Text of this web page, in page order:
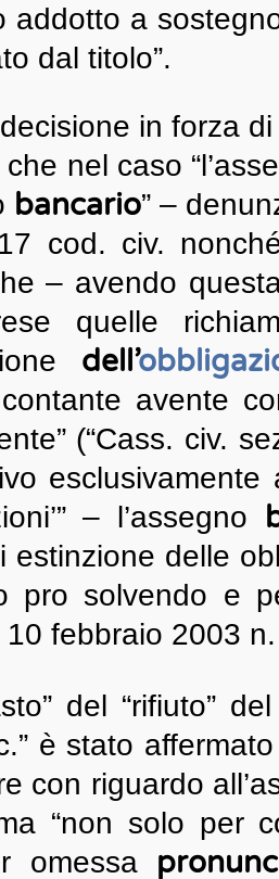
a
dal titolo”.
in forza
nel caso
bancario” –
cod. civ.
– avendo
quelle
dell’
contante avente
(“Cass. civ.
esclusivamente
– l’assegno
estinzione delle
pro solvendo e
febbraio 2003 n.
del “rifiuto”
è stato
con riguardo
“non solo per
omessa